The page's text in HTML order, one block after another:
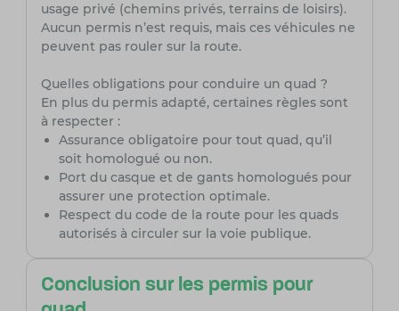
usage privé (chemins privés, terrains de loisirs).
Aucun permis n’est requis, mais ces véhicules ne
peuvent pas rouler sur la route.
Quelles obligations pour conduire un quad ?
En plus du permis adapté, certaines règles sont
à respecter :
Assurance obligatoire pour tout quad, qu’il
soit homologué ou non.
Port du casque et de gants homologués pour
assurer une protection optimale.
Respect du code de la route pour les quads
autorisés à circuler sur la voie publique.
Conclusion sur les permis pour